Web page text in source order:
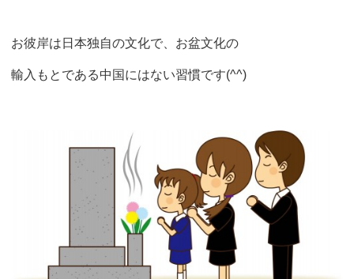
お彼岸は日本独自の文化で、お盆文化の
輸入もとである中国にはない習慣です(^^)